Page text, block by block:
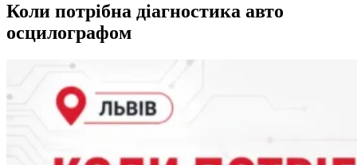
Коли потрібна діагностика авто
осцилографом